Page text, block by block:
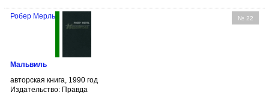
№ 22
Робер Мерль
Мальвиль
авторская книга, 1990 год
Издательство: Правда